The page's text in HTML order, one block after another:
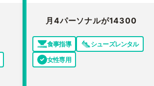
月4パーソナルが14300
食事指導
シューズレンタル
女性専用